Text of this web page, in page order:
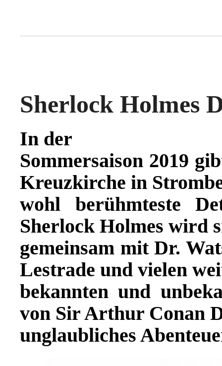
Sherlock Holmes
In der
Sommersaison 2019
Kreuzkirche in
wohl berühmteste
Sherlock Holmes wird
gemeinsam mit Dr.
Lestrade und vielen
bekannten und
von Sir Arthur Conan
unglaubliches